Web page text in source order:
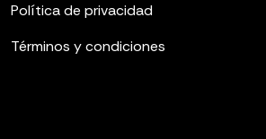
Política de privacidad
Términos y condiciones